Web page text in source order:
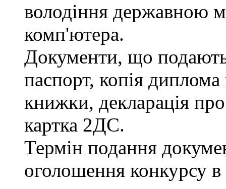
володіння державною
комп'ютера.
Документи, що
паспорт, копія диплома
книжки, декларація
картка 2ДС.
Термін подання
оголошення конкурсу в